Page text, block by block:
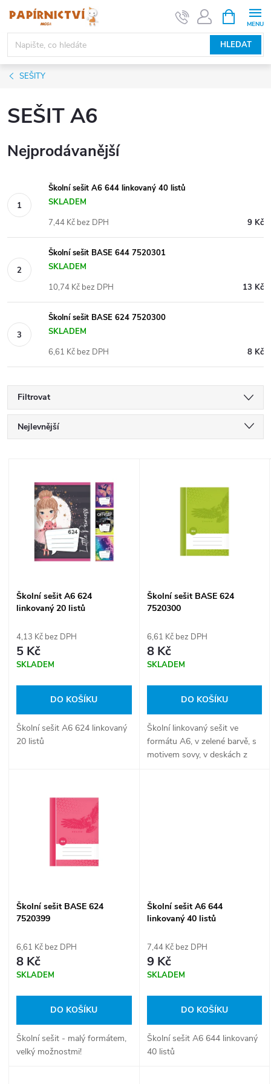
obsah
HLEDAT
NÁKUPNÍ
KOŠÍK
SEŠITY
SEŠIT A6
Nejprodávanější
Školní sešit A6 644 linkovaný 40 listů
SKLADEM
9 Kč
7,44 Kč bez DPH
Školní sešit BASE 644 7520301
SKLADEM
13 Kč
10,74 Kč bez DPH
Školní sešit BASE 624 7520300
SKLADEM
8 Kč
6,61 Kč bez DPH
Filtrovat
Ř
p
o
u
Nejlevnější
Abecedně
s
o
d
u
Školní sešit A6 624
linkovaný 20 listů
4,13 Kč bez DPH
5 Kč
SKLADEM
DO KOŠÍKU
Školní sešit A6 624 linkovaný
20 listů
Školní sešit BASE 624
7520300
6,61 Kč bez DPH
8 Kč
SKLADEM
DO KOŠÍKU
Školní linkovaný sešit ve
formátu A6, v zelené barvě, s
motivem sovy, v deskách z
Školní sešit BASE 624
7520399
6,61 Kč bez DPH
8 Kč
SKLADEM
DO KOŠÍKU
Školní sešit - malý formátem,
velký možnostmi!
Školní sešit A6 644
linkovaný 40 listů
7,44 Kč bez DPH
9 Kč
SKLADEM
DO KOŠÍKU
Školní sešit A6 644 linkovaný
40 listů